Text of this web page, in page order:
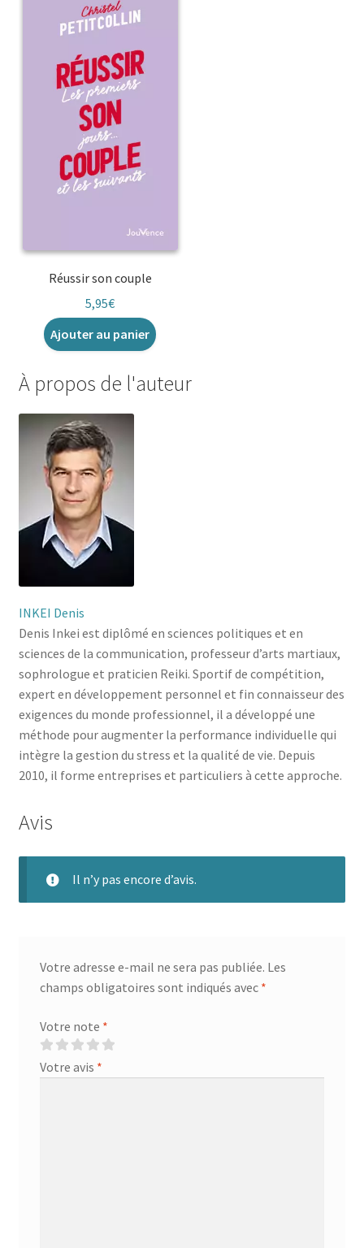
Réussir son couple
5,95€
Ajouter au panier
À propos de l'auteur
INKEI Denis
Denis Inkei est diplômé en sciences politiques et en
sciences de la communication, professeur d’arts martiaux,
sophrologue et praticien Reiki. Sportif de compétition,
expert en développement personnel et fin connaisseur des
exigences du monde professionnel, il a développé une
méthode pour augmenter la performance individuelle qui
intègre la gestion du stress et la qualité de vie. Depuis
2010, il forme entreprises et particuliers à cette approche.
Avis
Il n’y pas encore d’avis.
Votre adresse e-mail ne sera pas publiée. Les
champs obligatoires sont indiqués avec *
Votre note *
Votre avis *